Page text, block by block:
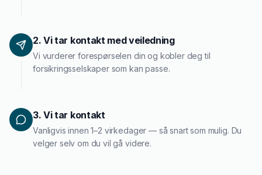
Lån på dagen
Båtforsikring:Ansvar og kasko for alle typer båter —
fra sjekte til cabincruiser. Ansvarsforsikring er lovpålagt
for båter med motor, og kasko anbefales sterkt. Se
Reiseforsikring:Dekning for medisinsk behandling i
utlandet, avbestilling, bagasjetap og hjemtransport. Helt
nødvendig for alle utenlandsreiser — og ofte rimeligere
2.Vi tar kontakt med veiledning
Vi vurderer forespørselen din og kobler deg til
forsikringsselskaper som kan passe.
3.Vi tar kontakt
Vanligvis innen 1–2 virkedager — så snart som mulig. Du
velger selv om du vil gå videre.